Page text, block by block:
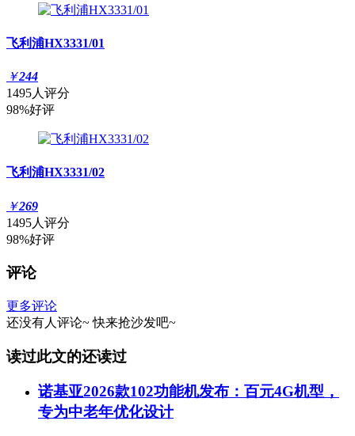
飞利浦HX3331/01
￥244
1495人评分
98%好评
飞利浦HX3331/02
￥269
1495人评分
98%好评
评论
更多评论
还没有人评论~ 快来抢沙发吧~
读过此文的还读过
诺基亚2026款102功能机发布：百元4G机型，
专为中老年优化设计